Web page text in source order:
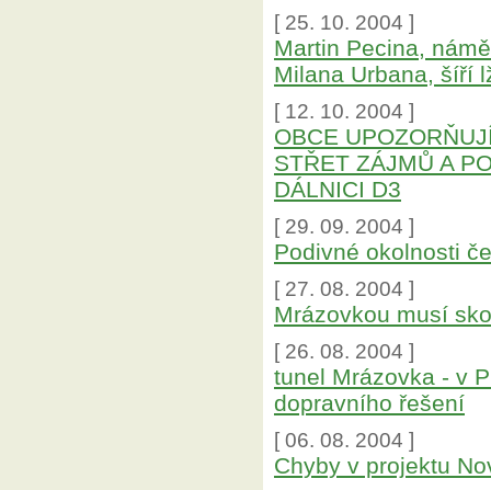
[ 25. 10. 2004 ]
Martin Pecina,
Milana Urbana, šíří
[ 12. 10. 2004 ]
OBCE
STŘET ZÁJMŮ A
DÁLNICI D3
[ 29. 09. 2004 ]
Podivné okolnosti
[ 27. 08. 2004 ]
Mrázovkou musí
[ 26. 08. 2004 ]
tunel Mrázovka - v
dopravního řešení
[ 06. 08. 2004 ]
Chyby v projektu